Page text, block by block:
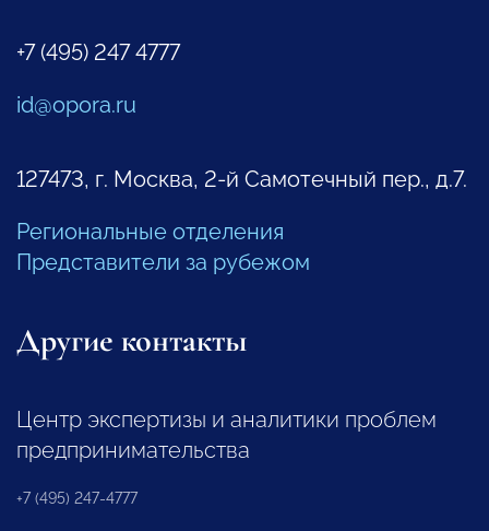
+7 (495) 247 4777
id@opora.ru
127473, г. Москва, 2-й Самотечный пер., д.7.
Региональные отделения
Представители за рубежом
Другие контакты
Центр экспертизы и аналитики проблем
предпринимательства
+7 (495) 247-4777